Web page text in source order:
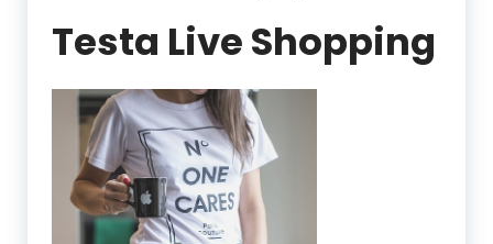
Testa Live Shopping